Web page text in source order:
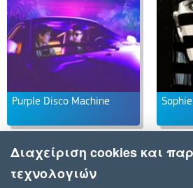
Purple Disco Machine
Διαχείριση cookies και
τεχνολογιών